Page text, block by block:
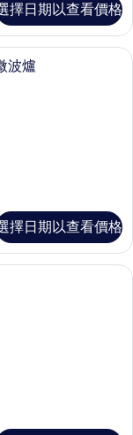
擇日期以查看價格
作空間、隔音、熨斗/熨
波爐
擇日期以查看價格
作空間、隔音、熨斗/熨